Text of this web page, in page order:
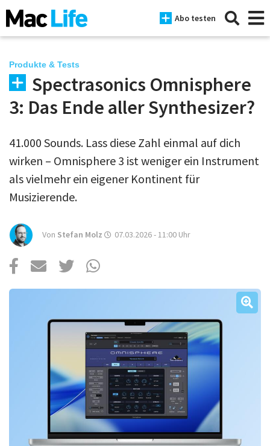
Abo testen
News
Mac
iPad
Tests
Tipps
Magazine
Über uns
Mac Life+
Anmelden
Produkte & Tests
Spectrasonics Omnisphere
3: Das Ende aller Synthesizer?
41.000 Sounds. Lass diese Zahl einmal auf dich
wirken – Omnisphere 3 ist weniger ein Instrument
als vielmehr ein eigener Kontinent für
Musizierende.
Von Stefan Molz 07.03.2026 - 11:00 Uhr